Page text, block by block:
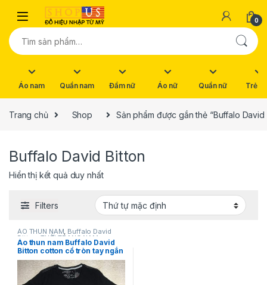
Skip to navigation
Skip to content
0
Tìm kiếm:
Áo nam Quần nam Đầm nữ Áo nữ Quần nữ Trẻ
Trang chủ Shop Sản phẩm được gắn thẻ “Buffalo David
Buffalo David Bitton
Hiển thị kết quả duy nhất
Filters
ÁO THUN NAM, Buffalo David
Bitton THỜI TRANG NAM
Áo thun nam Buffalo David
Bitton cotton cổ tròn tay ngắn
màu đen size S chính hãng
hàng mỹ